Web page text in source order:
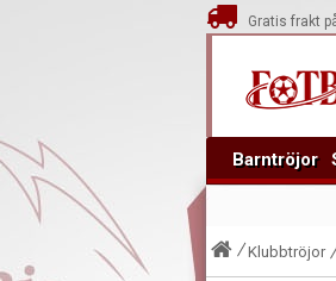
Gratis frakt
Barntröjor
Klubbtröjor